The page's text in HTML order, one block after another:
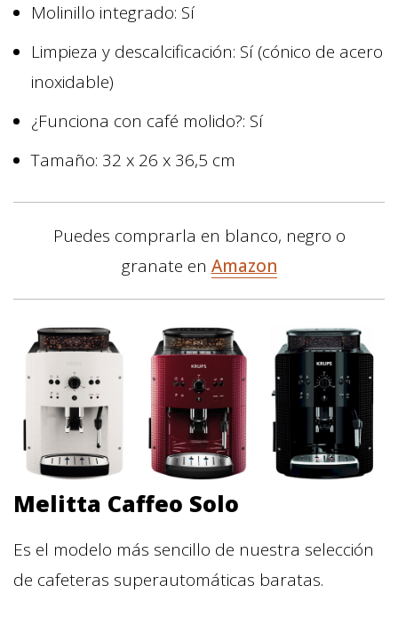
Molinillo integrado: Sí
Limpieza y descalcificación: Sí (cónico de acero
inoxidable)
¿Funciona con café molido?: Sí
Tamaño: 32 x 26 x 36,5 cm
Puedes comprarla en blanco, negro o
granate en Amazon
Melitta Caffeo Solo
Es el modelo más sencillo de nuestra selección
de cafeteras superautomáticas baratas.